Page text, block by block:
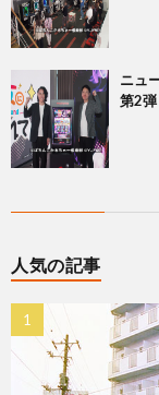
ニュ
第2
人気の記事